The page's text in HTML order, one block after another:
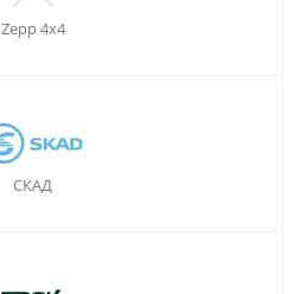
Zepp 4х4
СКАД